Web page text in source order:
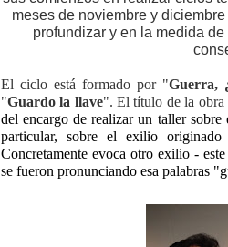
meses de noviembre y
profundizar y en la medida
El ciclo está formado por "Guerra,
"Guardo la llave". El título de la obra
del encargo de realizar un taller
particular, sobre el exilio
Concretamente evoca otro exilio -
se fueron pronunciando esa palabras